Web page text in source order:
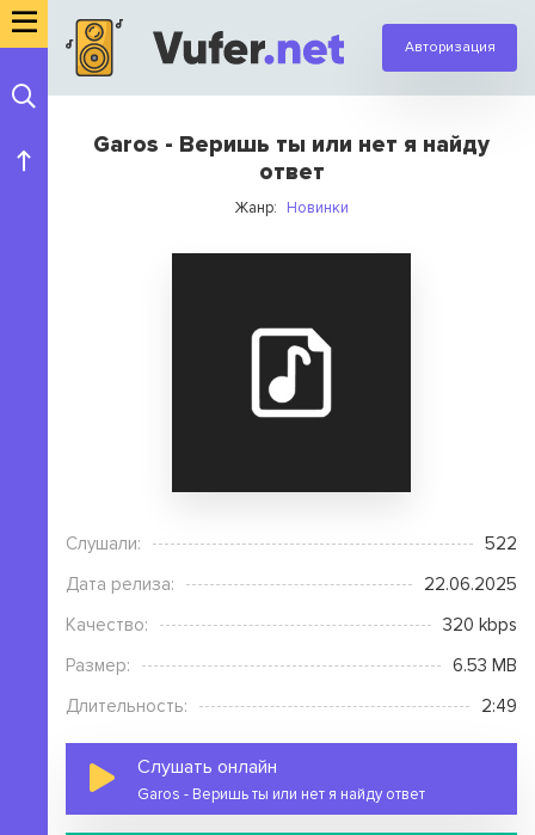
Авторизация
Garos - Веришь ты или нет я найду
ответ
Жанр: Новинки
Слушали:
522
Дата релиза:
22.06.2025
Качество:
320 kbps
Размер:
6.53 MB
Длительность:
2:49
Слушать онлайн
Garos - Веришь ты или нет я найду ответ